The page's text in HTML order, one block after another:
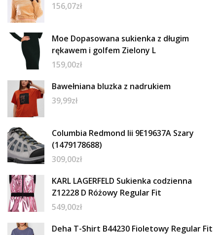
156,07zł
Moe Dopasowana sukienka z długim
rękawem i golfem Zielony L
159,00zł
Bawełniana bluzka z nadrukiem
39,99zł
Columbia Redmond Iii 9E19637A Szary
(1479178688)
309,00zł
KARL LAGERFELD Sukienka codzienna
Z12228 D Różowy Regular Fit
549,00zł
Deha T-Shirt B44230 Fioletowy Regular Fit